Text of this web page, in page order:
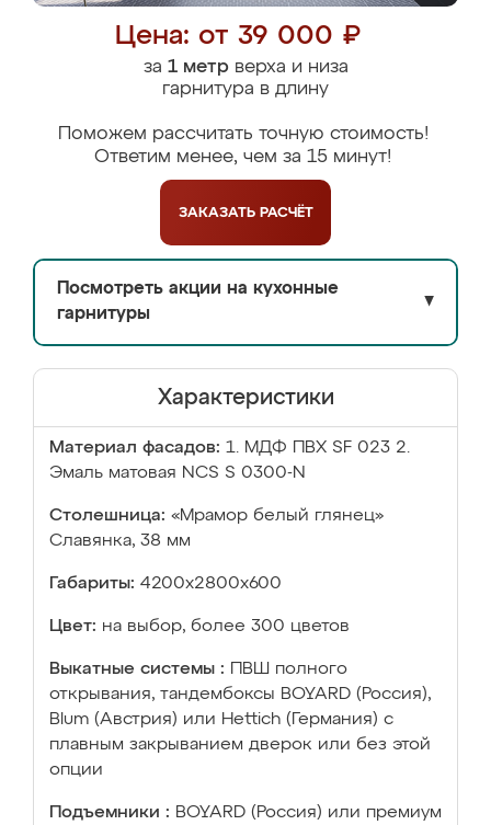
Цена: от 39 000 ₽
за 1 метрверха и низа
гарнитура в длину
Поможем рассчитать точную стоимость!
Ответим менее, чем за 15 минут!
ЗАКАЗАТЬ РАСЧЁТ
Посмотреть акции на кухонные
гарнитуры
▼
Характеристики
Материал фасадов: 1. МДФ ПВХ SF 023 2.
Эмаль матовая NCS S 0300-N
Столешница: «Мрамор белый глянец»
Славянка, 38 мм
Габариты: 4200х2800х600
Цвет: на выбор, более 300 цветов
Выкатные системы :
ПВШ полного
открывания, тандембоксы BOYARD (Россия),
Blum (Австрия) или Hettich (Германия) с
плавным закрыванием дверок или без этой
опции
Подъемники : BOYARD (Россия) или премиум